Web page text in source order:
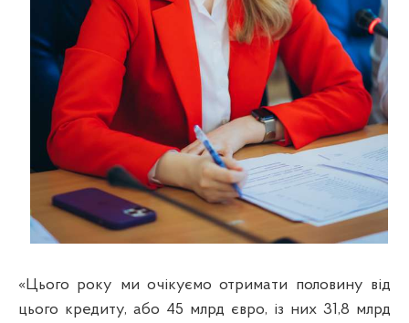
«Цього року ми очікуємо отримати половину від
цього кредиту, або 45 млрд євро, із них 31,8 млрд